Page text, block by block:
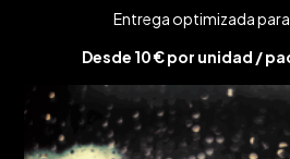
Entrega optimizada
Desde 10 € por unidad /